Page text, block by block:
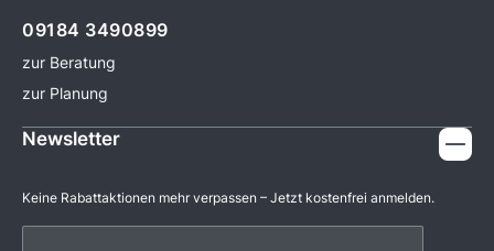
09184 3490899
zur Beratung
zur Planung
Newsletter
Keine Rabattaktionen mehr verpassen – Jetzt kostenfrei anmelden.